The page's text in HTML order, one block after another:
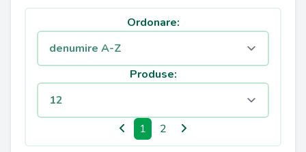
Ordonare:
Produse:
1 2